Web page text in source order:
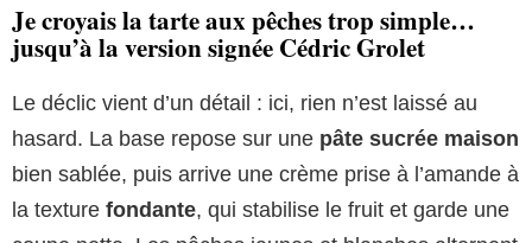
Je croyais la tarte aux pêches trop simple…
jusqu’à la version signée Cédric Grolet
Le déclic vient d’un détail : ici, rien n’est laissé au
hasard. La base repose sur une pâte sucrée maison
bien sablée, puis arrive une crème prise à l’amande à
la texture fondante, qui stabilise le fruit et garde une